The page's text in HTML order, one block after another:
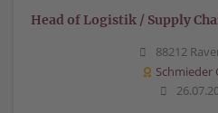
Head of Logistik / Supply
88212
Schmieder